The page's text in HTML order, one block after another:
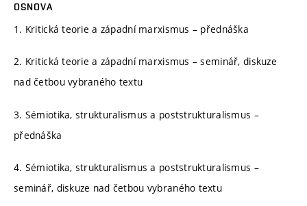
OSNOVA
1. Kritická teorie a západní marxismus – přednáška
2. Kritická teorie a západní marxismus – seminář, diskuze
nad četbou vybraného textu
3. Sémiotika, strukturalismus a poststrukturalismus –
přednáška
4. Sémiotika, strukturalismus a poststrukturalismus –
seminář, diskuze nad četbou vybraného textu